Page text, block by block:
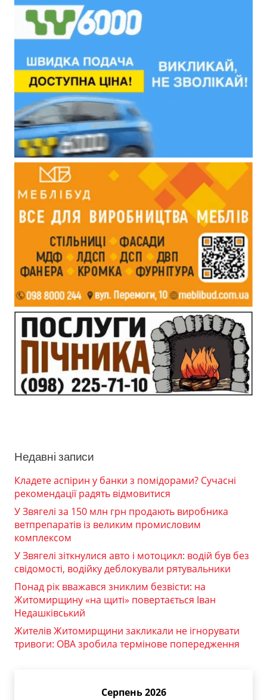
Недавні записи
Кладете аспірин у банки з помідорами? Сучасні
рекомендації радять відмовитися
У Звягелі за 150 млн грн продають виробника
ветпрепаратів із великим промисловим
комплексом
У Звягелі зіткнулися авто і мотоцикл: водій був без
свідомості, водійку деблокували рятувальники
Понад рік вважався зниклим безвісти: на
Житомирщину «на щиті» повертається Іван
Недашківський
Жителів Житомирщини закликали не ігнорувати
тривоги: ОВА зробила термінове попередження
Серпень 2026